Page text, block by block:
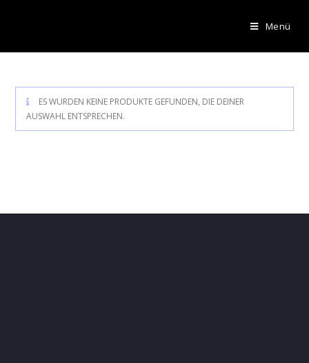
Menü
ES WURDEN KEINE PRODUKTE GEFUNDEN, DIE DEINER
AUSWAHL ENTSPRECHEN.